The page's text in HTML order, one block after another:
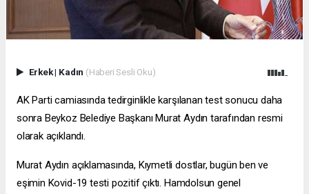
Erkek| Kadın (Haberi Sesli Oku)
AK Parti camiasında tedirginlikle karşılanan test sonucu daha
sonra Beykoz Belediye Başkanı Murat Aydın tarafından resmi
olarak açıklandı.
Murat Aydın açıklamasında, Kıymetli dostlar, bugün ben ve
eşimin Kovid-19 testi pozitif çıktı. Hamdolsun genel